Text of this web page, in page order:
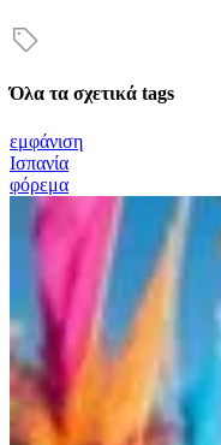
Όλα τα σχετικά tags
εμφάνιση
Ισπανία
φόρεμα